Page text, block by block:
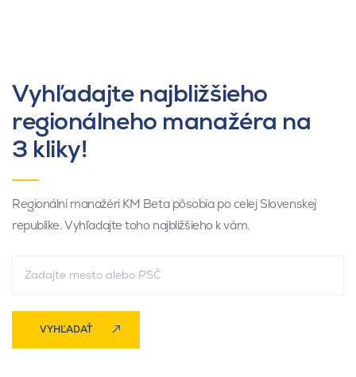
Vyhľadajte najbližšieho
regionálneho manažéra na
3 kliky!
Regionálni manažéri KM Beta pôsobia po celej Slovenskej
republike. Vyhľadajte toho najbližšieho k vám.
VYHĽADAŤ